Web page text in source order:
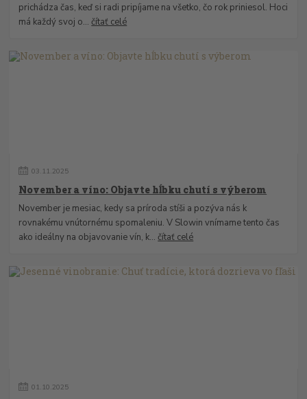
prichádza čas, keď si radi pripíjame na všetko, čo rok priniesol. Hoci
má každý svoj o...čítať celé
03. 11.2025
November a víno: Objavte hĺbku chutí s výberom
November je mesiac, kedy sa príroda stíši a pozýva nás k
rovnakému vnútornému spomaleniu. V Slowin vnímame tento čas
ako ideálny na objavovanie vín, k...čítať celé
01. 10.2025